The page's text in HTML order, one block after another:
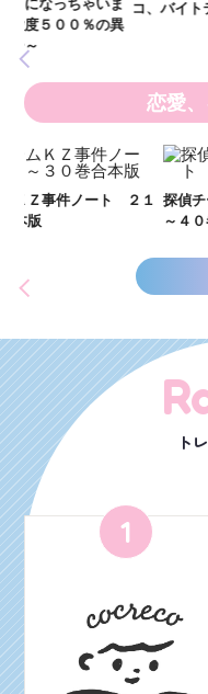
コ、バイトデビューするの
恋愛
探偵チームＫＺ事件ノート
～４０巻合本版
ト
1